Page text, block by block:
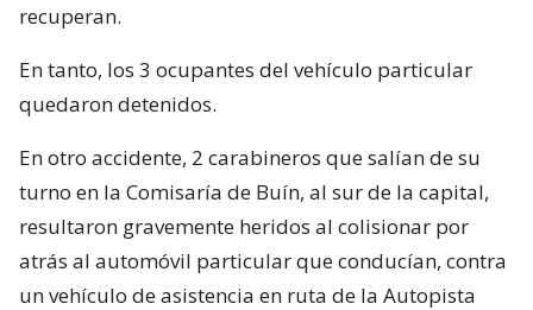
recuperan.
En tanto, los 3 ocupantes del vehículo particular
quedaron detenidos.
En otro accidente, 2 carabineros que salían de su
turno en la Comisaría de Buín, al sur de la capital,
resultaron gravemente heridos al colisionar por
atrás al automóvil particular que conducían, contra
un vehículo de asistencia en ruta de la Autopista